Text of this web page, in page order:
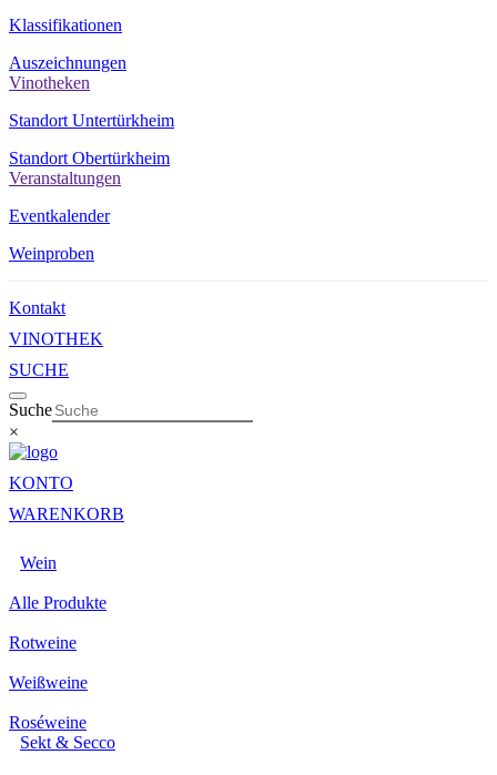
Klassifikationen
Auszeichnungen
Vinotheken
Standort Untertürkheim
Standort Obertürkheim
Veranstaltungen
Eventkalender
Weinproben
Kontakt
VINOTHEK
SUCHE
Suche
×
KONTO
WARENKORB
Wein
Alle Produkte
Rotweine
Weißweine
Roséweine
Sekt & Secco